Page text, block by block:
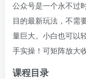
公众号是一个永不过
目的最新玩法，不需
量巨大。小白也可以
手实操！可矩阵放大
课程目录